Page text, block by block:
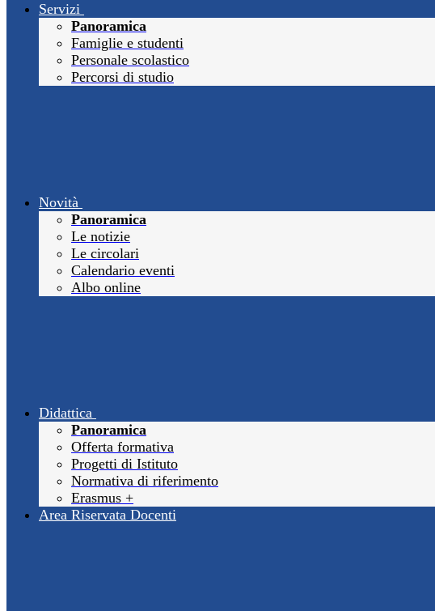
Servizi
Panoramica
Famiglie e studenti
Personale scolastico
Percorsi di studio
Novità
Panoramica
Le notizie
Le circolari
Calendario eventi
Albo online
Didattica
Panoramica
Offerta formativa
Progetti di Istituto
Normativa di riferimento
Erasmus +
Area Riservata Docenti